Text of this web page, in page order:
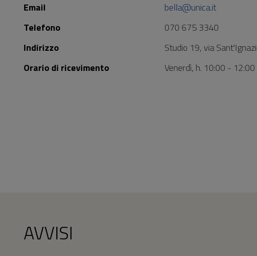
Email
bella@unica.it
Telefono
070 675 3340
Indirizzo
Studio 19, via
Orario di ricevimento
Venerdì, h. 10:00 -
AVVISI